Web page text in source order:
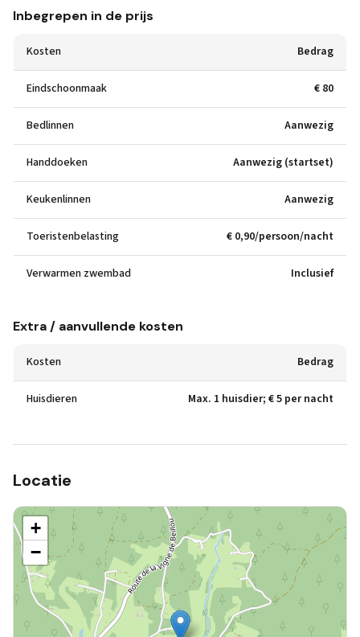
Inbegrepen in de prijs
Kosten Bedrag
Eindschoonmaak € 80
Bedlinnen Aanwezig
Handdoeken Aanwezig (startset)
Keukenlinnen Aanwezig
Toeristenbelasting € 0,90/persoon/nacht
Verwarmen zwembad Inclusief
Extra / aanvullende kosten
Kosten Bedrag
Huisdieren Max. 1 huisdier; € 5 per nacht
Locatie
+
−